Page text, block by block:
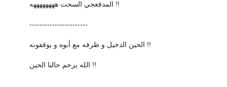
المدفعجي السحت ههههههههه !!
-----------------------
الحين الدخيل و ظرفه مع أبوه و يوقفونه !!
الله يرحم حالنا الحين !!